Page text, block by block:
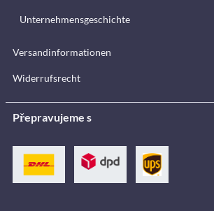
Unternehmensgeschichte
Versandinformationen
Widerrufsrecht
Přepravujeme s